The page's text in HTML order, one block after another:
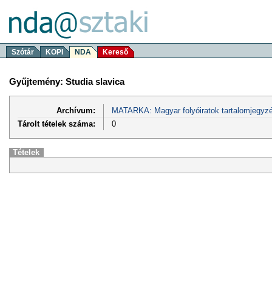
Szótár KOPI NDA Kereső
Gyűjtemény: Studia slavica
Archívum:
MATARKA: Magyar folyóiratok
Tárolt tételek száma:
0
Tételek